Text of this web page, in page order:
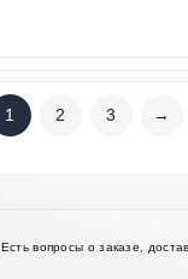
1 2 3 →
Есть вопросы о заказе,